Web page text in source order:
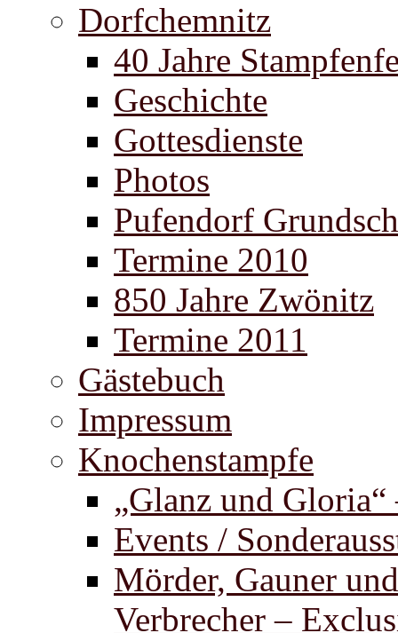
Dorfchemnitz
40 Jahre
Geschichte
Gottesdienste
Photos
Pufendorf
Termine 2010
850 Jahre Zwönitz
Termine 2011
Gästebuch
Impressum
Knochenstampfe
„Glanz und
Events /
Mörder, Gauner
Verbrecher –